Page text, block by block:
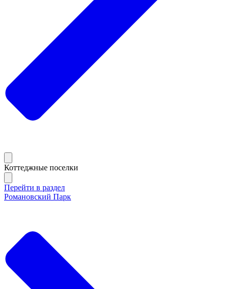
Коттеджные поселки
Перейти в раздел
Романовский Парк